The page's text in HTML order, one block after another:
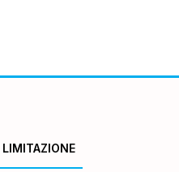
LIMITAZIONE